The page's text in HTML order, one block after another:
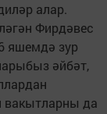
алар.
Фирдәвес
яшемдә зур
әйбәт,
вакытларны да